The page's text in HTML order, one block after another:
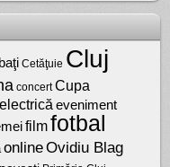
Cetăţuie Cluj
concert Cupa
eveniment
filmfotbal
onlineOvidiu Blag